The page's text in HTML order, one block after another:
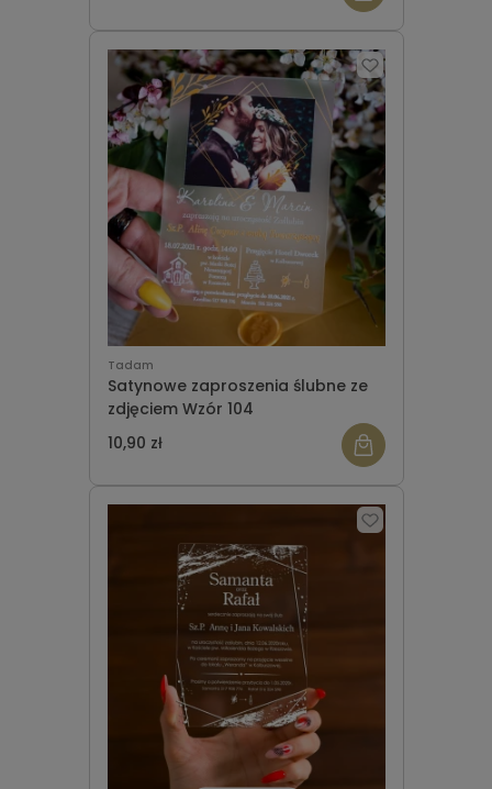
Tadam
Satynowe zaproszenia ślubne ze
zdjęciem Wzór 104
10,90 zł